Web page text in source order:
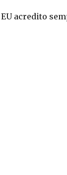
acredito